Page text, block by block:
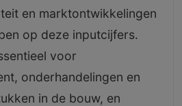
en marktontwikkelingen
op deze inputcijfers.
voor
onderhandelingen en
in de bouw, en